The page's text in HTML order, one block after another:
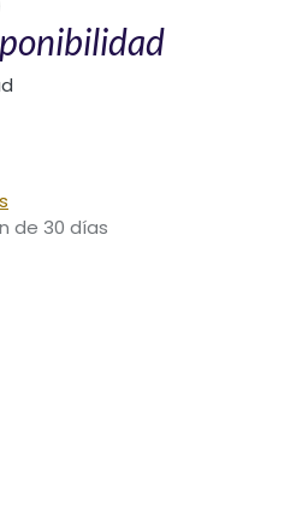
de 30 días